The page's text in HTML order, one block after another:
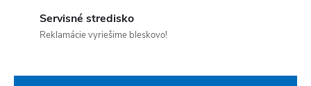
Servisné stredisko
Reklamácie vyriešime bleskovo!